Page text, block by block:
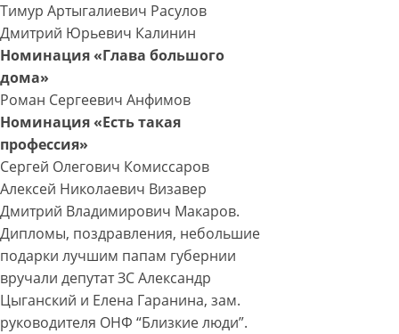
Тимур Артыгалиевич Расулов
Дмитрий Юрьевич Калинин
Номинация «Глава большого
дома»
Роман Сергеевич Анфимов
Номинация «Есть такая
профессия»
Сергей Олегович Комиссаров
Алексей Николаевич Визавер
Дмитрий Владимирович Макаров.
Дипломы, поздравления, небольшие
подарки лучшим папам губернии
вручали депутат ЗС Александр
Цыганский и Елена Гаранина, зам.
руководителя ОНФ “Близкие люди”.